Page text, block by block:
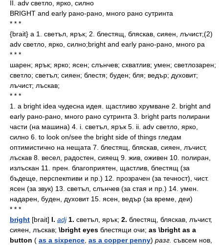
II. adv светло, ярко, силно
BRIGHT and early рано-рано, много рано сутринта
* * *
{brait} а 1. светъл, ярък; 2. блестящ, бляскав, сияен, лъчист;(2)
adv светло, ярко, силно;bright and early рано-рано, много ра
* * *
шарен; ярък; ярко; ясен; слънчев; схватлив; умен; светлозарен;
светло; светъл; сияен; блестя; буден; бля; ведър; духовит;
лъчист; лъскав;
* * *
1. a bright idea чудесна идея. щастливо хрумване 2. bright and
early рано-рано, много рано сутринта 3. bright parts полирани
части (на машина) 4. i. светъл, ярък 5. ii. adv светло, ярко,
силно 6. to look on/see the bright side of things гледам
оптимистично на нещата 7. блестящ, бляскав, сияен, лъчист,
лъскав 8. весел, радостен, сияещ 9. жив, оживен 10. полиран,
излъскан 11. прен. благоприятен, щастлив, блестящ (за
бъдеще, перспекmиви и пр.) 12. прозрачен (за течност), чист.
ясен (за звук) 13. светъл, слънчев (за стая и пр.) 14. умен.
надарен, буден, духовит 15. ясен, ведър (за време, деи)
* * *
bright [brait] I. adj 1. светъл, ярък; 2. блестящ, бляскав, лъчист,
сияен, лъскав; \bright eyes блестящи очи; as \bright as a
button ( as a sixpence as a copper penny) разг. съвсем нов,